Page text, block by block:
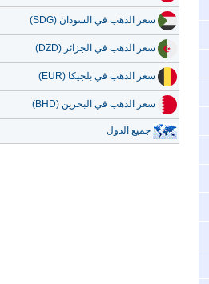
سعر الذهب في السودان (SDG)
سعر الذهب في الجزائر (DZD)
سعر الذهب في بلجيكا (EUR)
سعر الذهب في البحرين (BHD)
جميع الدول